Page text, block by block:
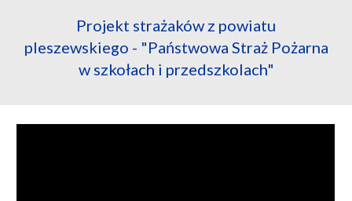
Projekt strażaków z powiatu
pleszewskiego - "Państwowa Straż Pożarna
w szkołach i przedszkolach"